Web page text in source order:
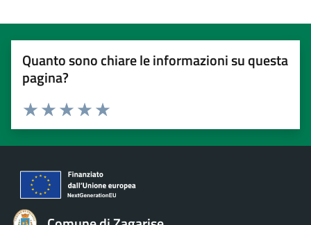
Quanto sono chiare le informazioni su questa
pagina?
Valuta 5 stelle su 5
Valuta 4 stelle su 5
Valuta 3 stelle su 5
Valuta 2 stelle su 5
Valuta 1 stelle su 5